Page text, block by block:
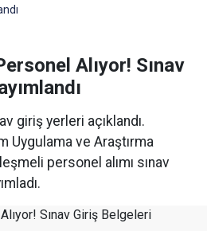
Alıyor! Sınav
giriş yerleri açıklandı.
Uygulama ve Araştırma
personel alımı sınav